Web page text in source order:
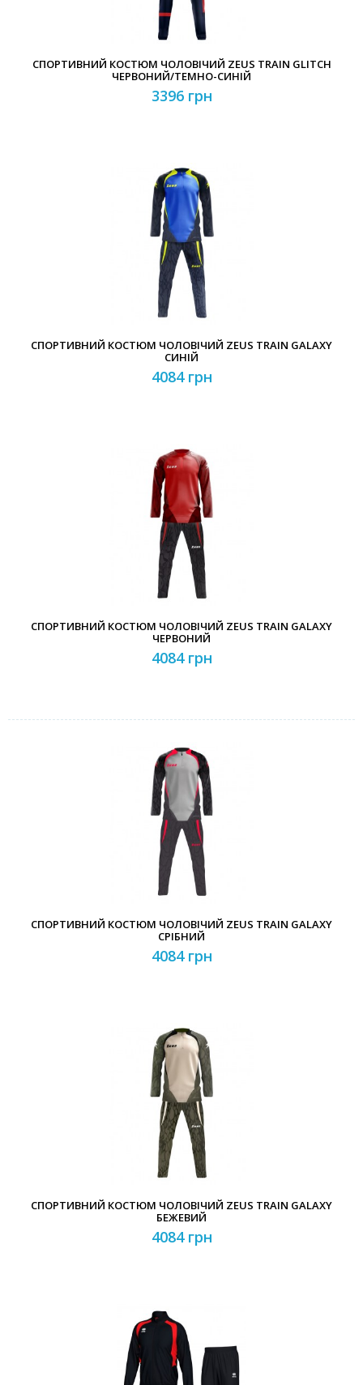
СПОРТИВНИЙ КОСТЮМ ЧОЛОВІЧИЙ ZEUS TRAIN GLITCH
ЧЕРВОНИЙ/ТЕМНО-СИНІЙ
3396 грн
СПОРТИВНИЙ КОСТЮМ ЧОЛОВІЧИЙ ZEUS TRAIN GALAXY
СИНІЙ
4084 грн
СПОРТИВНИЙ КОСТЮМ ЧОЛОВІЧИЙ ZEUS TRAIN GALAXY
ЧЕРВОНИЙ
4084 грн
СПОРТИВНИЙ КОСТЮМ ЧОЛОВІЧИЙ ZEUS TRAIN GALAXY
СРІБНИЙ
4084 грн
СПОРТИВНИЙ КОСТЮМ ЧОЛОВІЧИЙ ZEUS TRAIN GALAXY
БЕЖЕВИЙ
4084 грн